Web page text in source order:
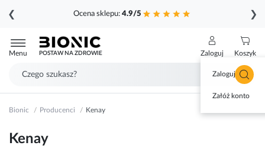
Ocena sklepu: 4.9/5
❮ ❯
do
treści
Menu POSTAW NA ZDROWIE Zaloguj
Zaloguj się
Załóż konto
Koszyk
Bionic Producenci Kenay
Kenay